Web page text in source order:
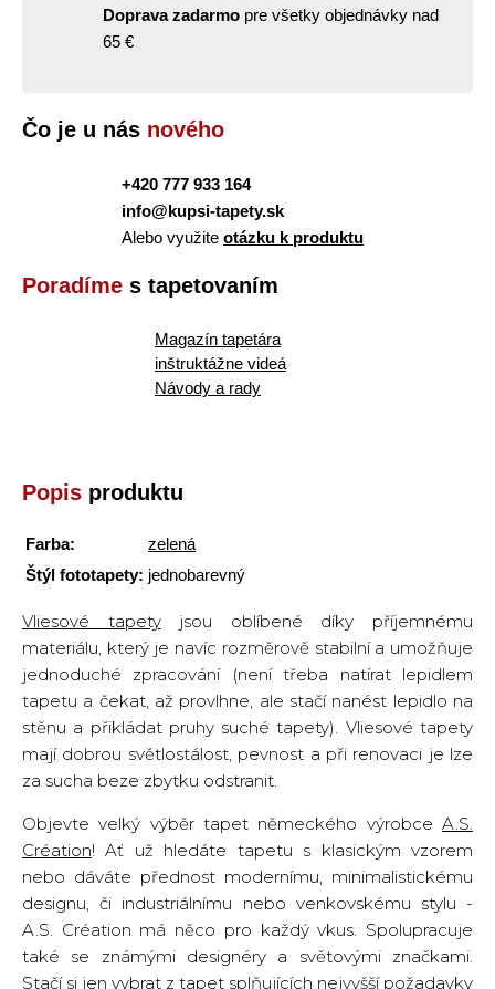
Doprava zadarmo pre všetky objednávky nad
65 €
Čo je u nás nového
+420 777 933 164
info@kupsi-tapety.sk
Alebo využite otázku k produktu
Poradíme s tapetovaním
Magazín tapetára
inštruktážne videá
Návody a rady
Popis produktu
Farba:
zelená
Štýl fototapety: jednobarevný
Vliesové tapetyjsou oblíbené díky příjemnému
materiálu, který je navíc rozměrově stabilní a umožňuje
jednoduché zpracování (není třeba natírat lepidlem
tapetu a čekat, až provlhne, ale stačí nanést lepidlo na
stěnu a přikládat pruhy suché tapety). Vliesové tapety
mají dobrou světlostálost, pevnost a při renovaci je lze
za sucha beze zbytku odstranit.
Objevte velký výběr tapet německého výrobce A.S.
Création! Ať už hledáte tapetu s klasickým vzorem
nebo dáváte přednost modernímu, minimalistickému
designu, či industriálnímu nebo venkovskému stylu -
A.S. Création má něco pro každý vkus. Spolupracuje
také se známými designéry a světovými značkami.
Stačí si jen vybrat z tapet splňujících nejvyšší požadavky